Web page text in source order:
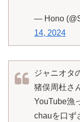
— Hono
14, 2024
ジャニオタ
猪俣周杜さ
YouTube漁
chauを口ず